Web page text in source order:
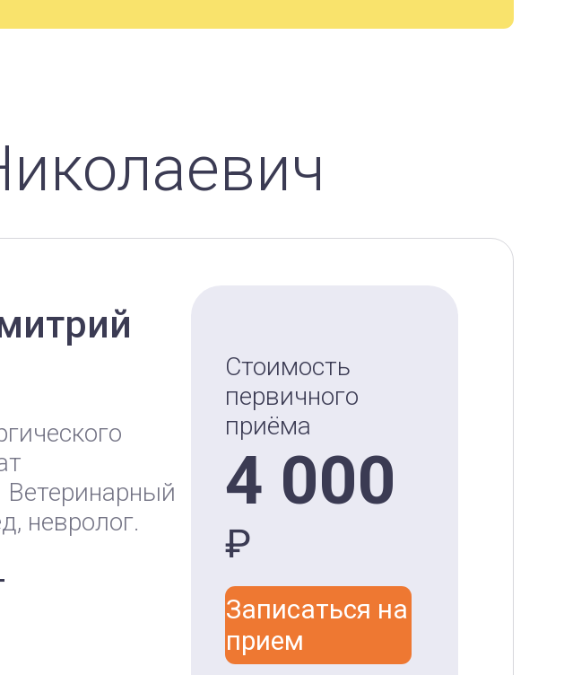
Ветеринарный
невролог.
Стоимость
первичного
приёма
4 000
₽
Записаться на
прием